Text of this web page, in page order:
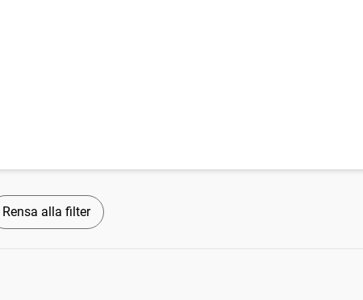
Rensa alla filter